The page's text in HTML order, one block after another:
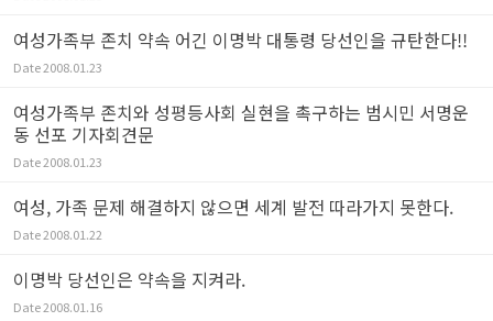
여성가족부 존치 약속 어긴 이명박 대통령 당선인을 규탄한다!!
Date2008.01.23
여성가족부 존치와 성평등사회 실현을 촉구하는 범시민 서명운
동 선포 기자회견문
Date2008.01.23
여성, 가족 문제 해결하지 않으면 세계 발전 따라가지 못한다.
Date2008.01.22
이명박 당선인은 약속을 지켜라.
Date2008.01.16